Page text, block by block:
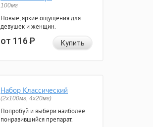
100мг
Новые, яркие ощущения для
девушек и женщин.
от 116Р Купить
Набор Классический
(2x100мг, 4x20мг)
Попробуй и выбери наиболее
понравившийся препарат.